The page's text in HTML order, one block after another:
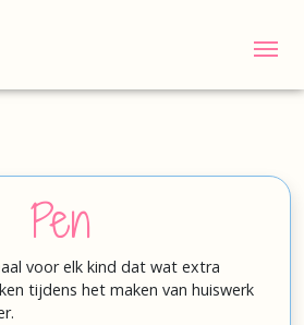
Pen
voor elk kind dat wat extra
tijdens het maken van huiswerk